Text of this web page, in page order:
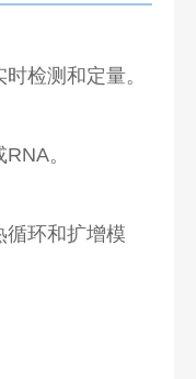
检测和定量。
。
循环和扩增模